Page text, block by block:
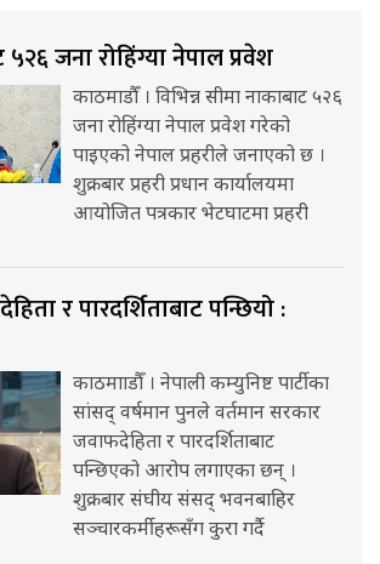
जना रोहिंग्या नेपाल प्रवेश
काठमाडौँ । विभिन्न सीमा नाकाबाट ५२६
जना रोहिंग्या नेपाल प्रवेश गरेको
पाइएको नेपाल प्रहरीले जनाएको छ ।
शुक्रबार प्रहरी प्रधान कार्यालयमा
आयोजित पत्रकार भेटघाटमा प्रहरी
र पारदर्शिताबाट पन्छियो :
काठमााडौँ । नेपाली कम्युनिष्ट पार्टीका
सांसद् वर्षमान पुनले वर्तमान सरकार
जवाफदेहिता र पारदर्शिताबाट
पन्छिएको आरोप लगाएका छन् ।
शुक्रबार संघीय संसद् भवनबाहिर
सञ्चारकर्मीहरूसँग कुरा गर्दै